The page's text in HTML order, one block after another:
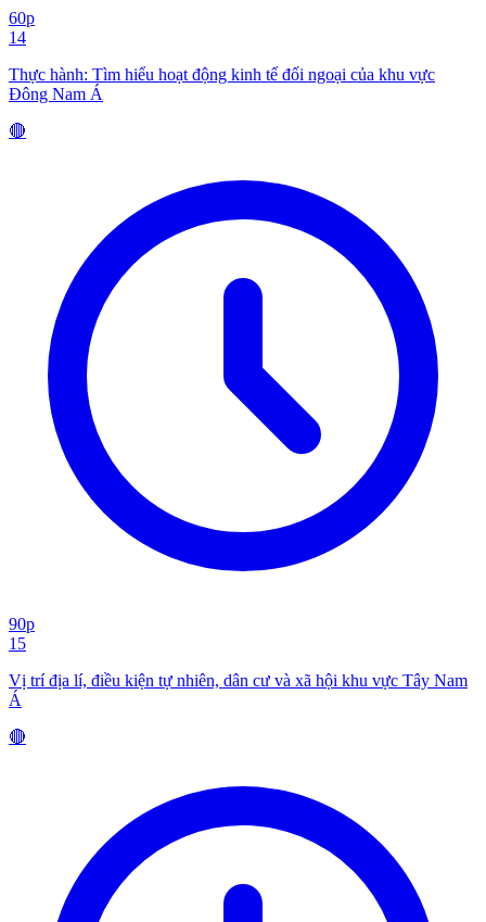
60p
14
Thực hành: Tìm hiểu hoạt động kinh tế đối ngoại của khu vực
Đông Nam Á
🔴
90p
15
Vị trí địa lí, điều kiện tự nhiên, dân cư và xã hội khu vực Tây Nam
Á
🔴